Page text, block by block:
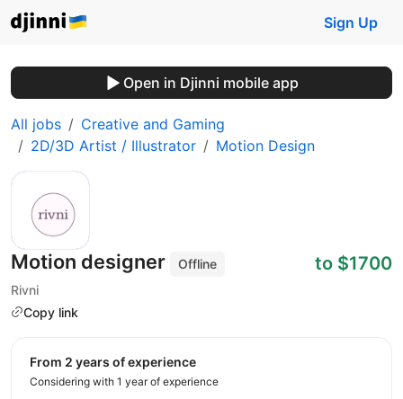
Sign Up
Open in Djinni mobile app
All jobs
Creative and Gaming
2D/3D Artist / Illustrator
Motion Design
Motion designer
Offline
Rivni
Copy link
to $1700
from 2 years of experience
Considering with 1 year of experience